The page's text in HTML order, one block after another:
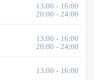
13:00 - 16:00
20:00 - 24:00
13:00 - 16:00
20:00 - 24:00
13:00 - 16:00